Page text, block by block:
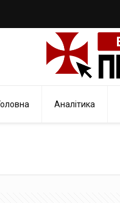
Аналітика